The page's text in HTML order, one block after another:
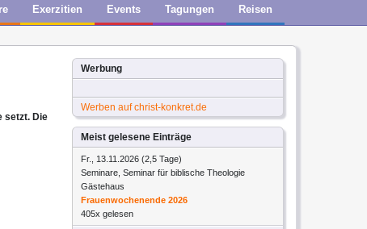
Exerzitien Events Tagungen Reisen
setzt. Die
Werbung
Werben auf christ-konkret.de
Meist gelesene Einträge
Fr., 13.11.2026 (2,5 Tage)
Seminare, Seminar für biblische Theologie
Gästehaus
Frauenwochenende 2026
405x gelesen